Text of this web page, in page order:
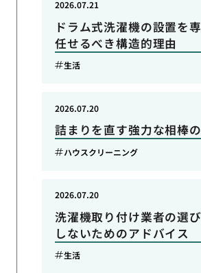
ドラム式洗濯機の設置を
任せるべき構造的理由
2026.07.21
生活
詰まりを直す強力な相棒
2026.07.20
ハウスクリーニング
洗濯機取り付け業者の選
しないためのアドバイス
2026.07.20
生活